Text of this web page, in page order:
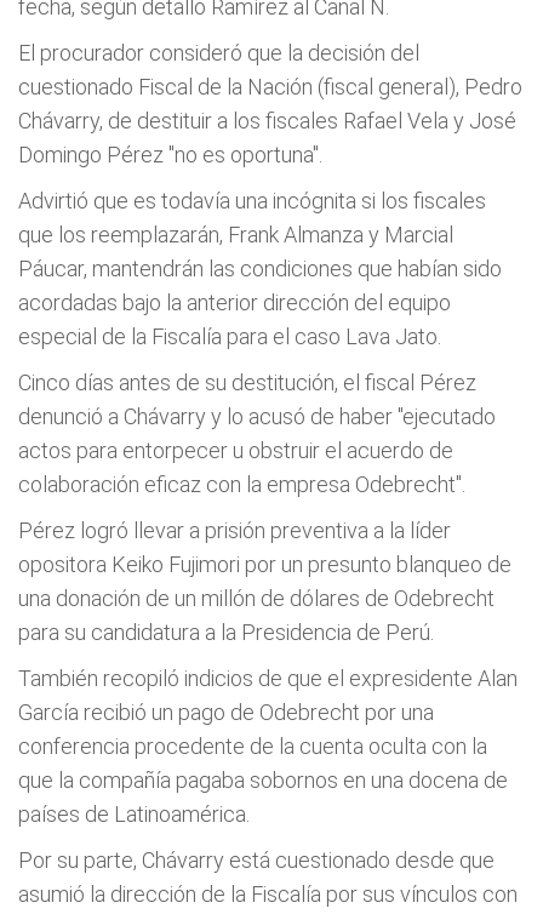
fecha, según detallo Ramírez al Canal N.
El procurador consideró que la decisión del
cuestionado Fiscal de la Nación (fiscal general), Pedro
Chávarry, de destituir a los fiscales Rafael Vela y José
Domingo Pérez "no es oportuna".
Advirtió que es todavía una incógnita si los fiscales
que los reemplazarán, Frank Almanza y Marcial
Páucar, mantendrán las condiciones que habían sido
acordadas bajo la anterior dirección del equipo
especial de la Fiscalía para el caso Lava Jato.
Cinco días antes de su destitución, el fiscal Pérez
denunció a Chávarry y lo acusó de haber "ejecutado
actos para entorpecer u obstruir el acuerdo de
colaboración eficaz con la empresa Odebrecht".
Pérez logró llevar a prisión preventiva a la líder
opositora Keiko Fujimori por un presunto blanqueo de
una donación de un millón de dólares de Odebrecht
para su candidatura a la Presidencia de Perú.
También recopiló indicios de que el expresidente Alan
García recibió un pago de Odebrecht por una
conferencia procedente de la cuenta oculta con la
que la compañía pagaba sobornos en una docena de
países de Latinoamérica.
Por su parte, Chávarry está cuestionado desde que
asumió la dirección de la Fiscalía por sus vínculos con